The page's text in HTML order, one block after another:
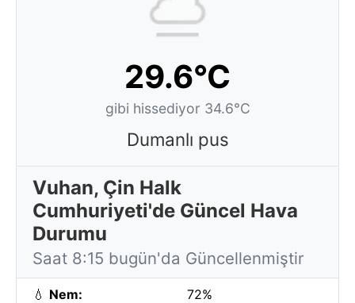
29.6°C
gibi hissediyor 34.6°C
Dumanlı pus
Vuhan, Çin Halk
Cumhuriyeti'de Güncel Hava
Durumu
Saat 8:15 bugün'da Güncellenmiştir
💧 Nem: 72%